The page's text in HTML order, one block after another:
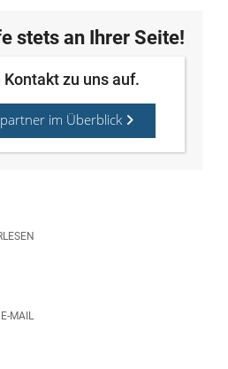
stets an Ihrer Seite!
zu uns auf.
im Überblick
Seite vorlesen.
E-MAIL